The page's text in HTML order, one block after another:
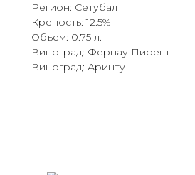
Регион: Сетубал
Крепость: 12.5%
Объем: 0.75 л.
Виноград: Фернау Пиреш
Виноград: Аринту